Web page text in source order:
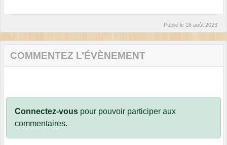
Publié le 18 août 2023
COMMENTEZ L’ÉVÈNEMENT
Connectez-vous pour pouvoir participer aux
commentaires.